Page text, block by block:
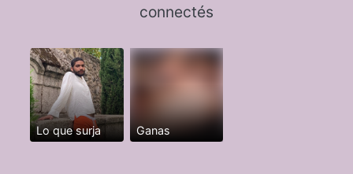
connectés
Lo que surja Ganas